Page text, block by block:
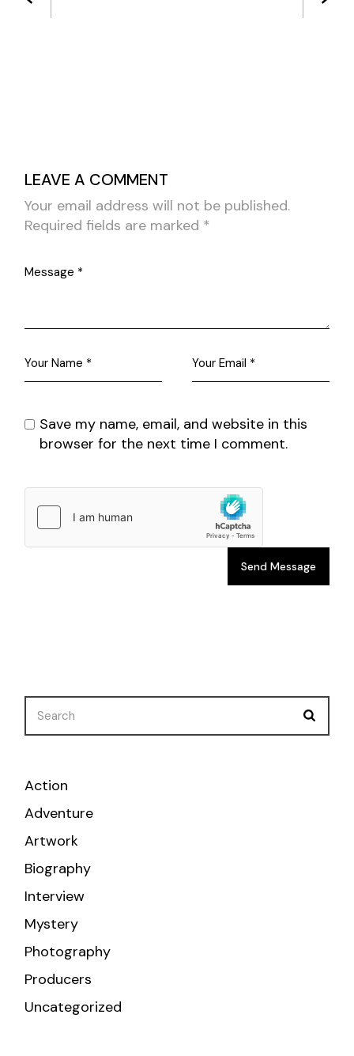
LEAVE A COMMENT
Your email address will not be published.
Required fields are marked *
Save my name, email, and website in this
browser for the next time I comment.
Send Message
Action
Adventure
Artwork
Biography
Interview
Mystery
Photography
Producers
Uncategorized